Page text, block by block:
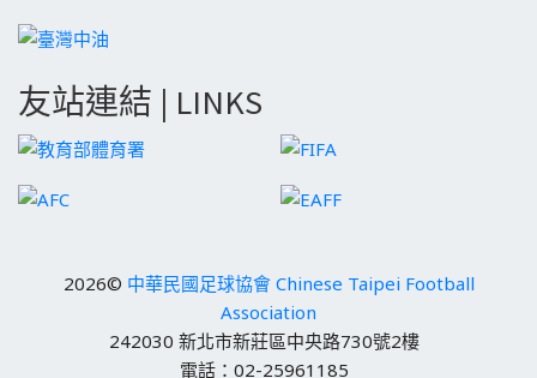
友站連結 | LINKS
2026© 中華民國足球協會 Chinese Taipei Football
Association
242030 新北市新莊區中央路730號2樓
電話：02-25961185